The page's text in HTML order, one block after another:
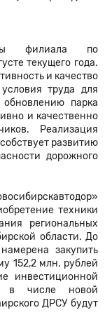
филиала по
текущего года.
и качество
труда для
обновлению парка
и качественно
Реализация
развитию
дорожного
техники
региональных
области. До
закупить
152,2 млн. рублей
инвестиционной
в числе новой
ДРСУ будут